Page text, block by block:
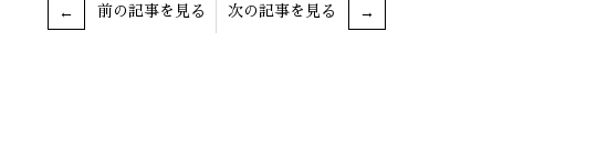
前の記事を見る 次の記事を見る